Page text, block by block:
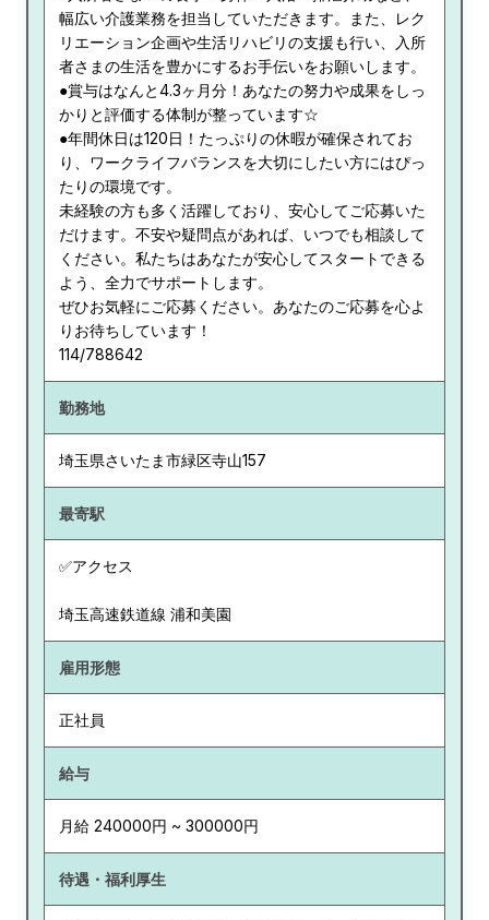
幅広い介護業務を担当していただきます。また、レク
リエーション企画や生活リハビリの支援も行い、入所
者さまの生活を豊かにするお手伝いをお願いします。
●賞与はなんと4.3ヶ月分！あなたの努力や成果をしっ
かりと評価する体制が整っています☆
●年間休日は120日！たっぷりの休暇が確保されてお
り、ワークライフバランスを大切にしたい方にはぴっ
たりの環境です。
未経験の方も多く活躍しており、安心してご応募いた
だけます。不安や疑問点があれば、いつでも相談して
ください。私たちはあなたが安心してスタートできる
よう、全力でサポートします。
ぜひお気軽にご応募ください。あなたのご応募を心よ
りお待ちしています！
114/788642
勤務地
埼玉県さいたま市緑区寺山157
最寄駅
✅アクセス
埼玉高速鉄道線 浦和美園
雇用形態
正社員
給与
月給 240000円 ~ 300000円
待遇・福利厚生